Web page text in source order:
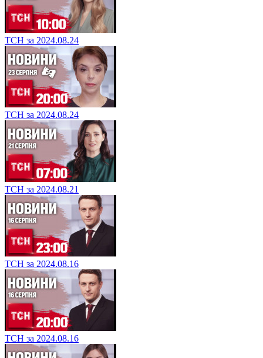
ТСН за 2024.08.24
ТСН за 2024.08.24
ТСН за 2024.08.21
ТСН за 2024.08.16
ТСН за 2024.08.16